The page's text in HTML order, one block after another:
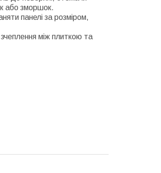
або зморшок.
панелі за розміром,
між плиткою та